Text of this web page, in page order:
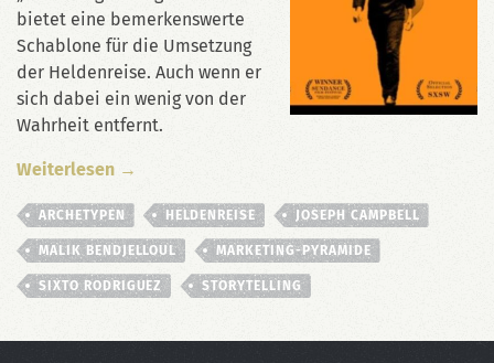
bietet eine bemerkenswerte
Schablone für die Umsetzung
der Heldenreise. Auch wenn er
sich dabei ein wenig von der
Wahrheit entfernt.
Weiterlesen →
ARCHETYPEN HELDENREISE JOSEPH CAMPBELL
MALIK BENDJELLOUL MARKETING-PYRAMIDE
SIXTO RODRIGUEZ STORYTELLING